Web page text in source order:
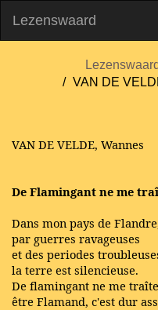
Lezenswaard
Lezenswaard
VAN DE
VAN DE VELDE, Wannes
De Flamingant ne me
Dans mon pays de
par guerres ravageuses
et des periodes
la terre est silencieuse.
De flamingant ne me
être Flamand, c'est dur